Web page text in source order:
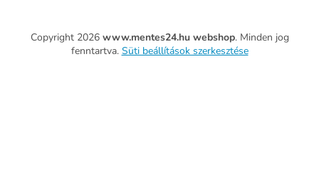
Copyright 2026 www.mentes24.hu webshop. Minden jog
fenntartva. Süti beállítások szerkesztése